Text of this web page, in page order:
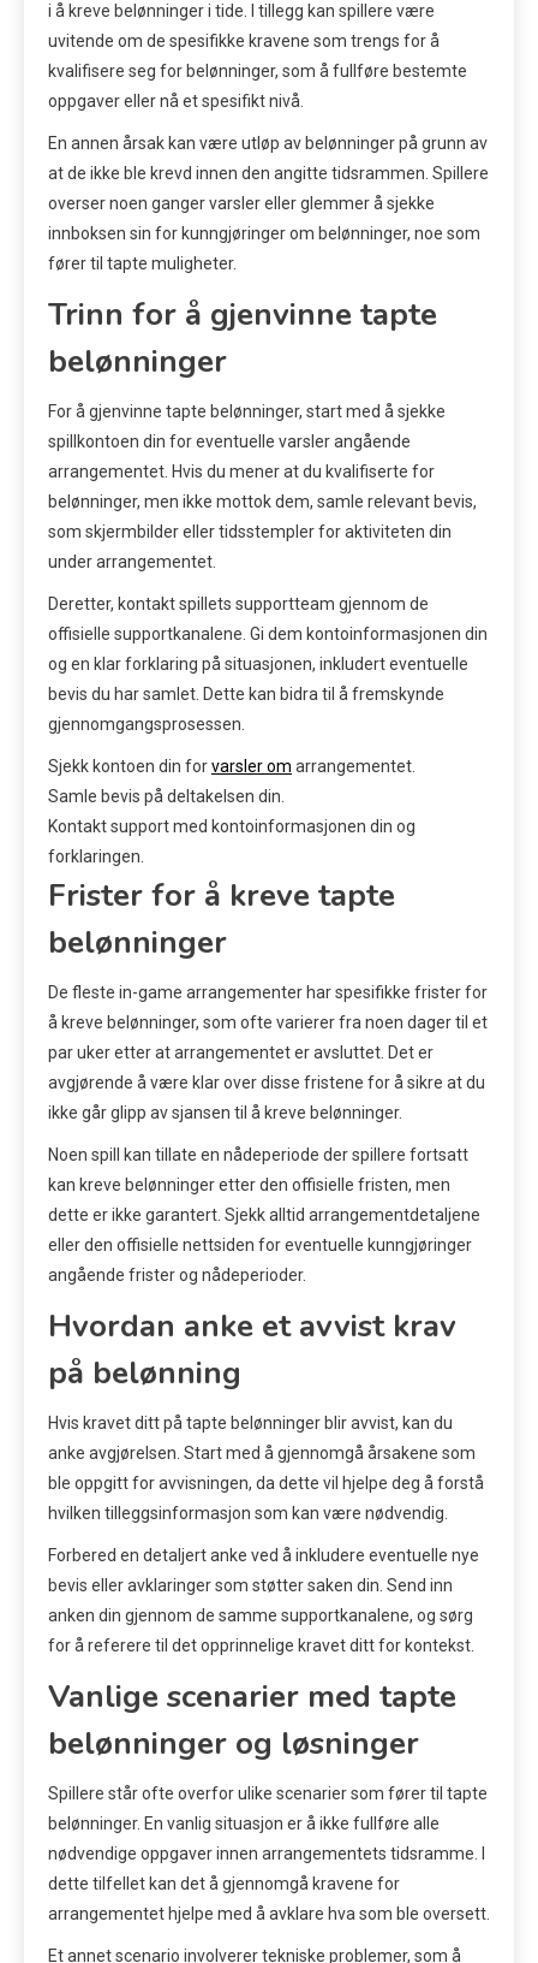
i å kreve belønninger i tide. I tillegg kan spillere være
uvitende om de spesifikke kravene som trengs for å
kvalifisere seg for belønninger, som å fullføre bestemte
oppgaver eller nå et spesifikt nivå.
En annen årsak kan være utløp av belønninger på grunn av
at de ikke ble krevd innen den angitte tidsrammen. Spillere
overser noen ganger varsler eller glemmer å sjekke
innboksen sin for kunngjøringer om belønninger, noe som
fører til tapte muligheter.
Trinn for å gjenvinne tapte
belønninger
For å gjenvinne tapte belønninger, start med å sjekke
spillkontoen din for eventuelle varsler angående
arrangementet. Hvis du mener at du kvalifiserte for
belønninger, men ikke mottok dem, samle relevant bevis,
som skjermbilder eller tidsstempler for aktiviteten din
under arrangementet.
Deretter, kontakt spillets supportteam gjennom de
offisielle supportkanalene. Gi dem kontoinformasjonen din
og en klar forklaring på situasjonen, inkludert eventuelle
bevis du har samlet. Dette kan bidra til å fremskynde
gjennomgangsprosessen.
Sjekk kontoen din forvarsler om arrangementet.
Samle bevis på deltakelsen din.
Kontakt support med kontoinformasjonen din og
forklaringen.
Frister for å kreve tapte
belønninger
De fleste in-game arrangementer har spesifikke frister for
å kreve belønninger, som ofte varierer fra noen dager til et
par uker etter at arrangementet er avsluttet. Det er
avgjørende å være klar over disse fristene for å sikre at du
ikke går glipp av sjansen til å kreve belønninger.
Noen spill kan tillate en nådeperiode der spillere fortsatt
kan kreve belønninger etter den offisielle fristen, men
dette er ikke garantert. Sjekk alltid arrangementdetaljene
eller den offisielle nettsiden for eventuelle kunngjøringer
angående frister og nådeperioder.
Hvordan anke et avvist krav
på belønning
Hvis kravet ditt på tapte belønninger blir avvist, kan du
anke avgjørelsen. Start med å gjennomgå årsakene som
ble oppgitt for avvisningen, da dette vil hjelpe deg å forstå
hvilken tilleggsinformasjon som kan være nødvendig.
Forbered en detaljert anke ved å inkludere eventuelle nye
bevis eller avklaringer som støtter saken din. Send inn
anken din gjennom de samme supportkanalene, og sørg
for å referere til det opprinnelige kravet ditt for kontekst.
Vanlige scenarier med tapte
belønninger og løsninger
Spillere står ofte overfor ulike scenarier som fører til tapte
belønninger. En vanlig situasjon er å ikke fullføre alle
nødvendige oppgaver innen arrangementets tidsramme. I
dette tilfellet kan det å gjennomgå kravene for
arrangementet hjelpe med å avklare hva som ble oversett.
Et annet scenario involverer tekniske problemer, som å